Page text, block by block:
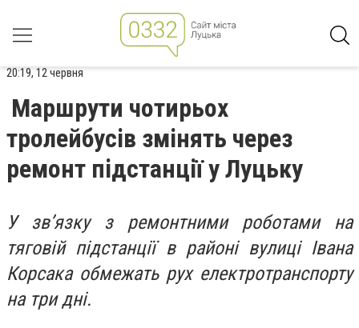
20:19, 12 червня
Маршрути чотирьох
тролейбусів змінять через
ремонт підстанції у Луцьку
У зв’язку з ремонтними роботами на
тяговій підстанції в районі вулиці Івана
Корсака обмежать рух електротранспорту
на три дні.